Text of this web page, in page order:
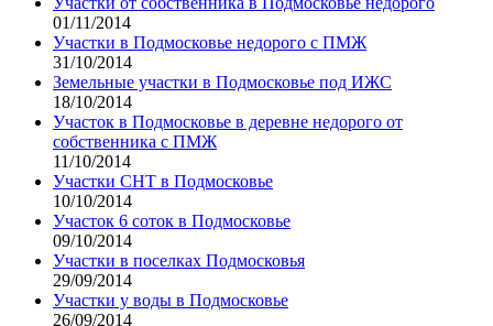
01/11/2014
Участки в Подмосковье недорого с ПМЖ
31/10/2014
Земельные участки в Подмосковье под ИЖС
18/10/2014
Участок в Подмосковье в деревне недорого от
собственника с ПМЖ
11/10/2014
Участки СНТ в Подмосковье
10/10/2014
Участок 6 соток в Подмосковье
09/10/2014
Участки в поселках Подмосковья
29/09/2014
Участки у воды в Подмосковье
26/09/2014